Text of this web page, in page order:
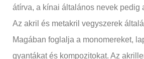
átírva, a kínai általános nevek pedig
Az akril és metakril vegyszerek
Magában foglalja a monomereket,
gyantákat és kompozitokat. Az